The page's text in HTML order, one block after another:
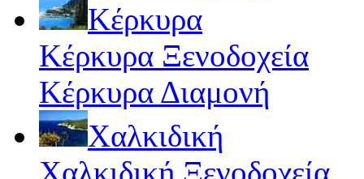
Κέρκυρα
Κέρκυρα Ξενοδοχεία
Κέρκυρα Διαμονή
Χαλκιδική
Χαλκιδική Ξενοδοχεία